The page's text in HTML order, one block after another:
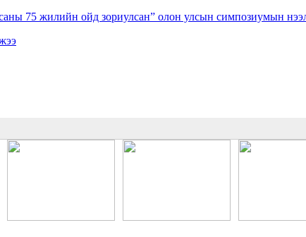
75 жилийн ойд зориулсан” олон улсын симпозиумын